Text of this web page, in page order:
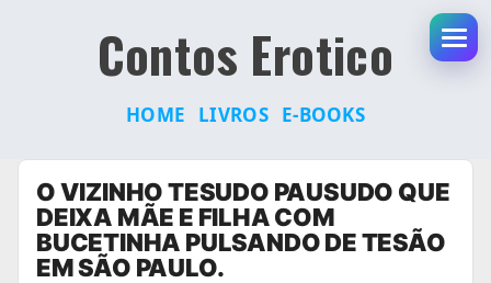
Contos Erotico
HOME LIVROS E-BOOKS
Pular
para
conteúdo
O VIZINHO TESUDO PAUSUDO QUE
DEIXA MÃE E FILHA COM
BUCETINHA PULSANDO DE TESÃO
EM SÃO PAULO.